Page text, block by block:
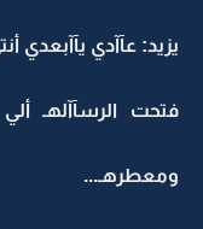
يزيد: عآآدي يآآبعدي
فتحت الرسآآلهـ
ومعطرهـ...